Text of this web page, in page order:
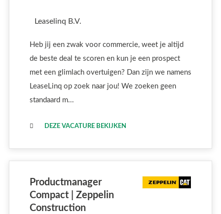
Leaselinq B.V.
Heb jij een zwak voor commercie, weet je altijd
de beste deal te scoren en kun je een prospect
met een glimlach overtuigen? Dan zijn we namens
LeaseLinq op zoek naar jou! We zoeken geen
standaard m...
DEZE VACATURE BEKIJKEN
Productmanager
Compact | Zeppelin
Construction